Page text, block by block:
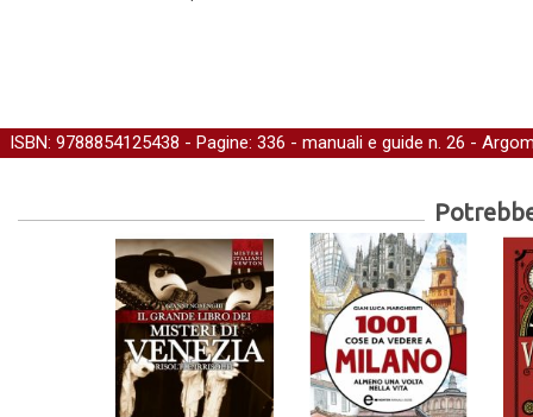
ISBN: 9788854125438 - Pagine: 336 - manuali e guide n. 26 -